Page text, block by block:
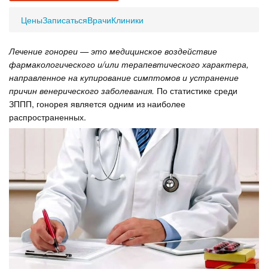
ЦеныЗаписатьсяВрачиКлиники
Лечение гонореи — это медицинское воздействие
фармакологического и/или терапевтического характера,
направленное на купирование симптомов и устранение
причин венерического заболевания. По статистике среди
ЗППП, гонорея является одним из наиболее
распространенных.